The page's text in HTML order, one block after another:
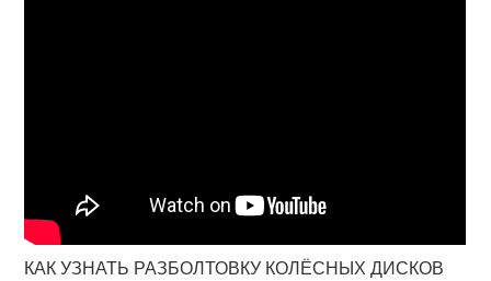
КАК УЗНАТЬ РАЗБОЛТОВКУ КОЛЁСНЫХ ДИСКОВ